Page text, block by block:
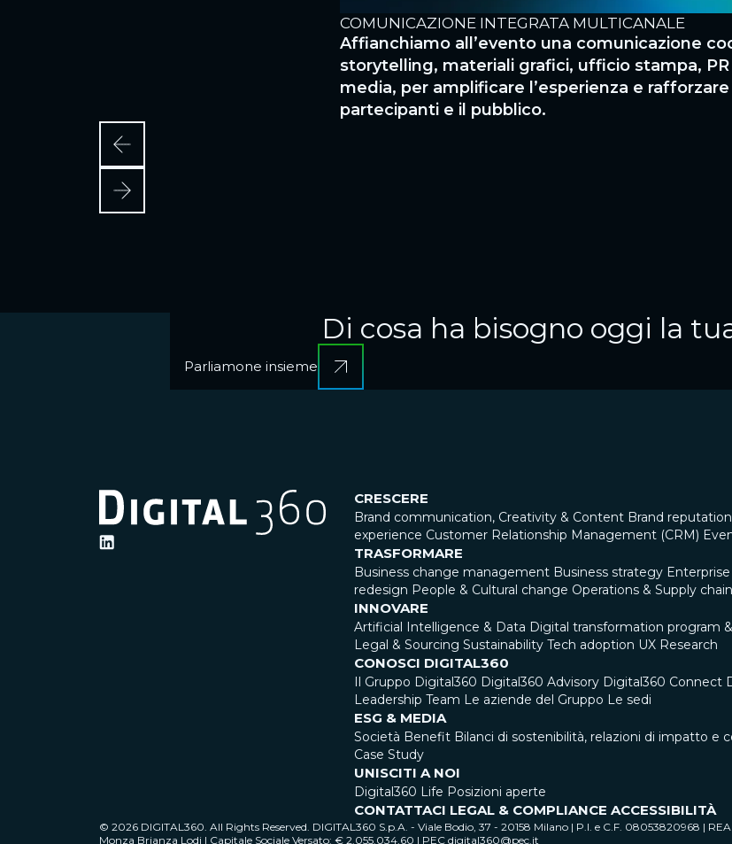
COMUNICAZIONE INTEGRATA MULTICANALE
Affianchiamo all’evento una comunicazione
storytelling, materiali grafici, ufficio stampa, PR
media, per amplificare l’esperienza e
partecipanti e il pubblico.
Di cosa ha bisogno oggi la
Parliamone insieme
CRESCERE
Brand communication, Creativity & Content Brand
experience Customer Relationship Management (CRM)
TRASFORMARE
Business change management Business strategy
redesign People & Cultural change Operations & Supply
INNOVARE
Artificial Intelligence & Data Digital transformation program
Legal & Sourcing Sustainability Tech adoption UX Research
CONOSCI DIGITAL360
Il Gruppo Digital360 Digital360 Advisory Digital360 Connect
Leadership Team Le aziende del Gruppo Le sedi
ESG & MEDIA
Società Benefit Bilanci di sostenibilità, relazioni di impatto e
Case Study
UNISCITI A NOI
Digital360 Life Posizioni aperte
CONTATTACI LEGAL & COMPLIANCE ACCESSIBILITÀ
© 2026 DIGITAL360. All Rights Reserved. DIGITAL360 S.p.A. - Viale Bodio, 37 - 20158 Milano | P.I. e C.F. 08053820968 |
Monza Brianza Lodi | Capitale Sociale Versato: € 2.055.034,60 | PEC digital360@pec.it